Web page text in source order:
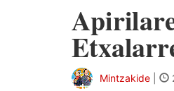
Mintzakide